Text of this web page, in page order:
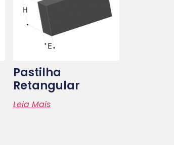
Pastilha
Retangular
Leia Mais